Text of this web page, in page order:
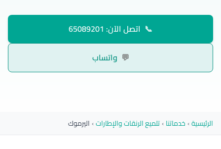
📞 اتصل الآن: 65089201
💬 واتساب
الرئيسية›خدماتنا›تلميع الرنقات والإطارات›اليرموك